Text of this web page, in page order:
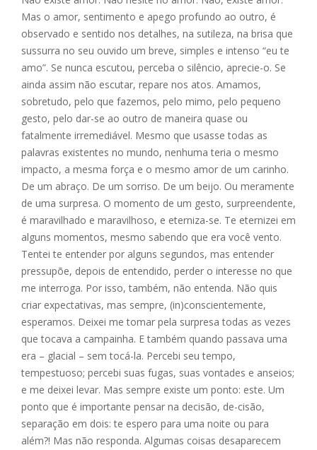
e
b
o
o
k
ss
e
n
g
er
ai
l
at
s
A
p
p
ar
e
Mas o amor, sentimento e apego profundo ao outro, é
observado e sentido nos detalhes, na sutileza, na brisa que
sussurra no seu ouvido um breve, simples e intenso “eu te
amo”. Se nunca escutou, perceba o silêncio, aprecie-o. Se
ainda assim não escutar, repare nos atos. Amamos,
sobretudo, pelo que fazemos, pelo mimo, pelo pequeno
gesto, pelo dar-se ao outro de maneira quase ou
fatalmente irremediável. Mesmo que usasse todas as
palavras existentes no mundo, nenhuma teria o mesmo
impacto, a mesma força e o mesmo amor de um carinho.
De um abraço. De um sorriso. De um beijo. Ou meramente
de uma surpresa. O momento de um gesto, surpreendente,
é maravilhado e maravilhoso, e eterniza-se. Te eternizei em
alguns momentos, mesmo sabendo que era você vento.
Tentei te entender por alguns segundos, mas entender
pressupõe, depois de entendido, perder o interesse no que
me interroga. Por isso, também, não entenda. Não quis
criar expectativas, mas sempre, (in)conscientemente,
esperamos. Deixei me tomar pela surpresa todas as vezes
que tocava a campainha. E também quando passava uma
era – glacial – sem tocá-la. Percebi seu tempo,
tempestuoso; percebi suas fugas, suas vontades e anseios;
e me deixei levar. Mas sempre existe um ponto: este. Um
ponto que é importante pensar na decisão, de-cisão,
separação em dois: te espero para uma noite ou para
além?! Mas não responda. Algumas coisas desaparecem